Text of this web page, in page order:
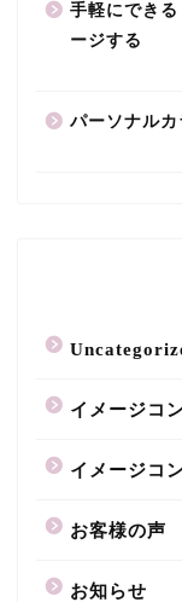
手軽にでき
ージする
パーソナルカ
イメージコ
イメージコ
お客様の声
お知らせ